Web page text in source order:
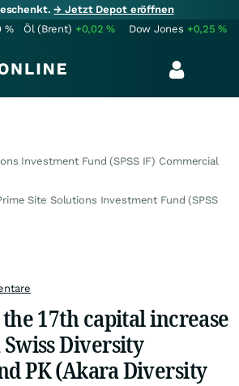
→ Jetzt Depot eröffnen
% Öl (Brent) +0,02% Dow Jones +0,25%
Investment Fund (SPSS IF) Commercial
Site Solutions Investment Fund (SPSS
17th capital increase
Diversity
PK (Akara Diversity